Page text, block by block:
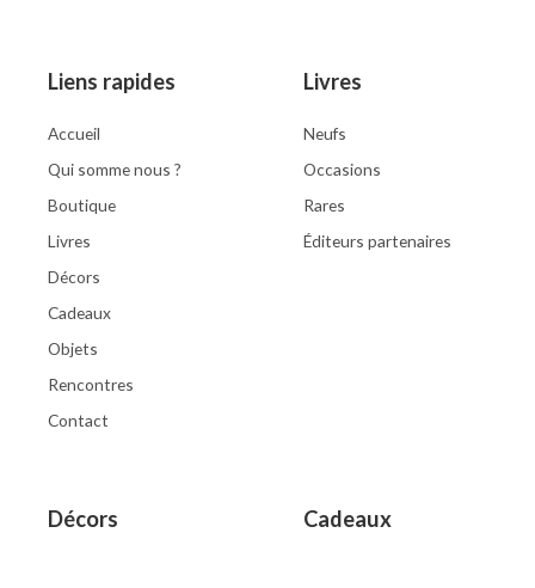
Liens rapides
Accueil
Qui somme nous ?
Boutique
Livres
Décors
Cadeaux
Objets
Rencontres
Contact
Livres
Neufs
Occasions
Rares
Éditeurs partenaires
Décors Cadeaux